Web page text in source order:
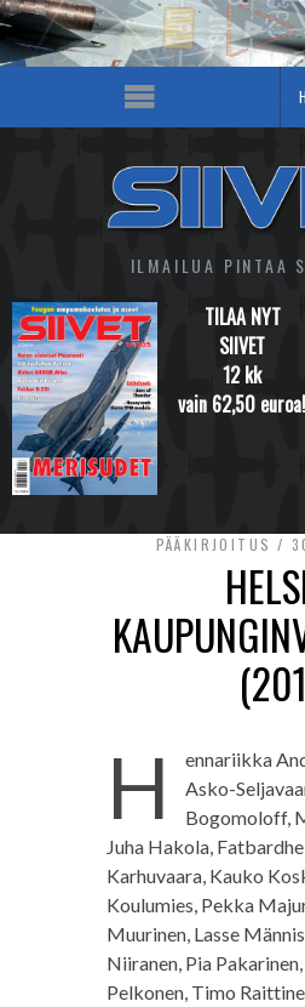
ILMAILUA PINTAA
TILAA NYT
SIIVET
12 kk
vain 62,50 euroa!
PÄÄKIRJOITUS
H
ennariikka
Asko-
Bogomoloff,
Juha Hakola,
Karhuvaara, Kauko
Koulumies, Pekka
Muurinen, Lasse
Niiranen, Pia Pakarinen,
Pelkonen, Timo